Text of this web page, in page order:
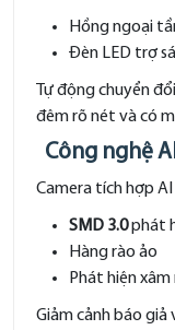
Hồng ngoại
Đèn LED trợ
Tự động chuyển
đêm rõ nét và có
Công nghệ
Camera tích hợp AI
SMD 3.0phát
Hàng rào ảo
Phát hiện xâm
Giảm cảnh báo giả